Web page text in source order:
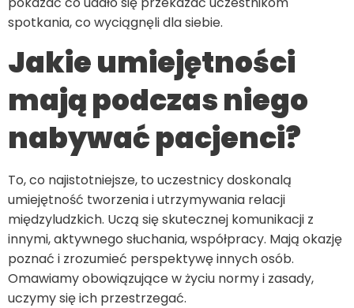
spotkania, co wyciągnęli dla siebie.
Jakie umiejętności
mają podczas niego
nabywać pacjenci?
To, co najistotniejsze, to uczestnicy doskonalą
umiejętność tworzenia i utrzymywania relacji
międzyludzkich. Uczą się skutecznej komunikacji z
innymi, aktywnego słuchania, współpracy. Mają okazję
poznać i zrozumieć perspektywę innych osób.
Omawiamy obowiązujące w życiu normy i zasady,
uczymy się ich przestrzegać.